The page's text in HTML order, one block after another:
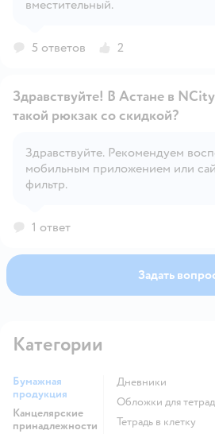
вместительный.
5 ответов 2
Здравствуйте! В Астане в NCity детском мире есть
такой рюкзак со скидкой?
Здравствуйте. Рекомендуем
мобильным приложением или
фильтр.
1 ответ
Задать
Категории
Бумажная
продукция
Канцелярские
принадлежности
Дневники
Обложки для
Тетрадь в клетку